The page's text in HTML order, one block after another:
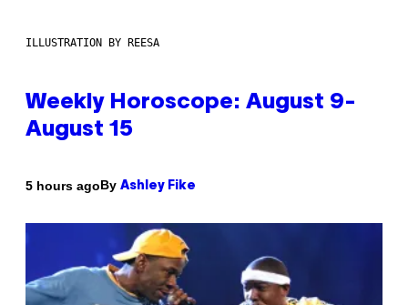
ILLUSTRATION BY REESA
Weekly Horoscope: August 9-
August 15
5 hours agoBy Ashley Fike